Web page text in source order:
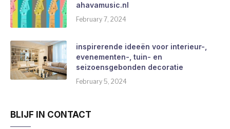
ahavamusic.nl
February 7, 2024
inspirerende ideeën voor interieur-,
evenementen-, tuin- en
seizoensgebonden decoratie
February 5, 2024
BLIJF IN CONTACT